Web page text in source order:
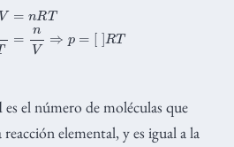
nRT pRT=n
es el número de moléculas que
elemental, y es igual a la